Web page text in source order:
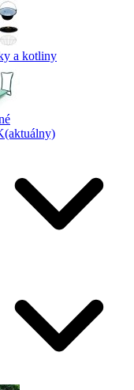
a kotliny
(aktuálny)